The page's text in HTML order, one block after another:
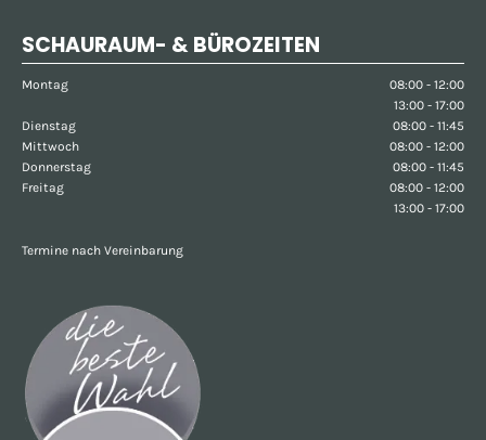
SCHAURAUM- & BÜROZEITEN
Montag
08:00 - 12:00
13:00 - 17:00
Dienstag
08:00 - 11:45
Mittwoch
08:00 - 12:00
Donnerstag
08:00 - 11:45
Freitag
08:00 - 12:00
13:00 - 17:00
Termine nach Vereinbarung